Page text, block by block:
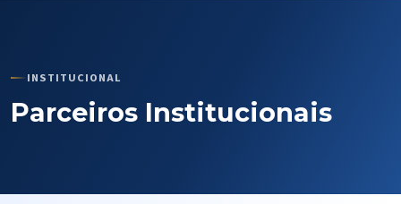
INSTITUCIONAL
Parceiros Institucionais